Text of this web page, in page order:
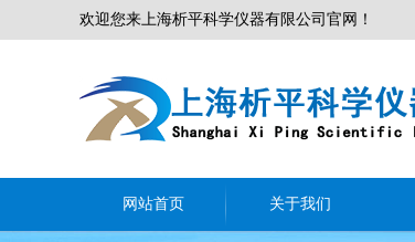
欢迎您来上海析平科学仪器有限公司官网！
网站首页 关于我们